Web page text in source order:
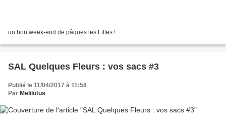
un bon week-end de pâques les Filles !
SAL Quelques Fleurs : vos sacs #3
Publié le 11/04/2017 à 11:58
Par Melilotus